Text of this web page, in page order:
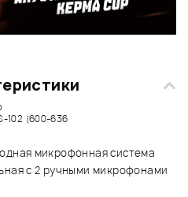
102 (600-636
микрофонная система
с 2 ручными микрофонами